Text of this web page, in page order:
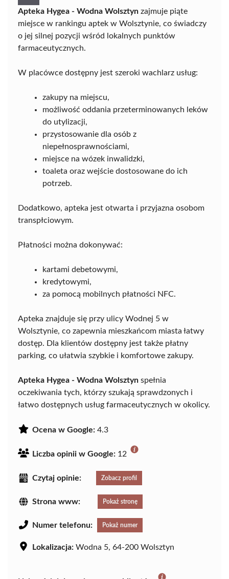
Apteka Hygea - Wodna Wolsztyn zajmuje piąte
miejsce w rankingu aptek w Wolsztynie, co świadczy
o jej silnej pozycji wśród lokalnych punktów
farmaceutycznych.
W placówce dostępny jest szeroki wachlarz usług:
zakupy na miejscu,
możliwość oddania przeterminowanych leków
do utylizacji,
przystosowanie dla osób z
niepełnosprawnościami,
miejsce na wózek inwalidzki,
toaleta oraz wejście dostosowane do ich
potrzeb.
Dodatkowo, apteka jest otwarta i przyjazna osobom
transpłciowym.
Płatności można dokonywać:
kartami debetowymi,
kredytowymi,
za pomocą mobilnych płatności NFC.
Apteka znajduje się przy ulicy Wodnej 5 w
Wolsztynie, co zapewnia mieszkańcom miasta łatwy
dostęp. Dla klientów dostępny jest także płatny
parking, co ułatwia szybkie i komfortowe zakupy.
Apteka Hygea - Wodna Wolsztyn spełnia
oczekiwania tych, którzy szukają sprawdzonych i
łatwo dostępnych usług farmaceutycznych w okolicy.
Ocena w Google: 4.3
Liczba opinii w Google: 12
Czytaj opinie: Zobacz profil
Strona www: Pokaż stronę
Numer telefonu: Pokaż numer
Lokalizacja: Wodna 5, 64-200 Wolsztyn